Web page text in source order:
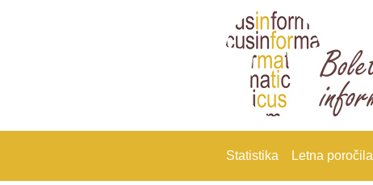
Statistika Letna poročila